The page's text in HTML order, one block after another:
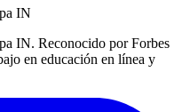
IN
IN. Reconocido por Forbes
en educación en línea y